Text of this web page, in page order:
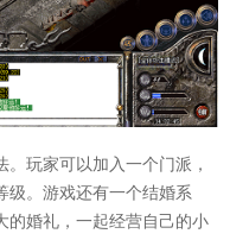
玩家可以加入一个门派，
级。游戏还有一个结婚系
的婚礼，一起经营自己的小